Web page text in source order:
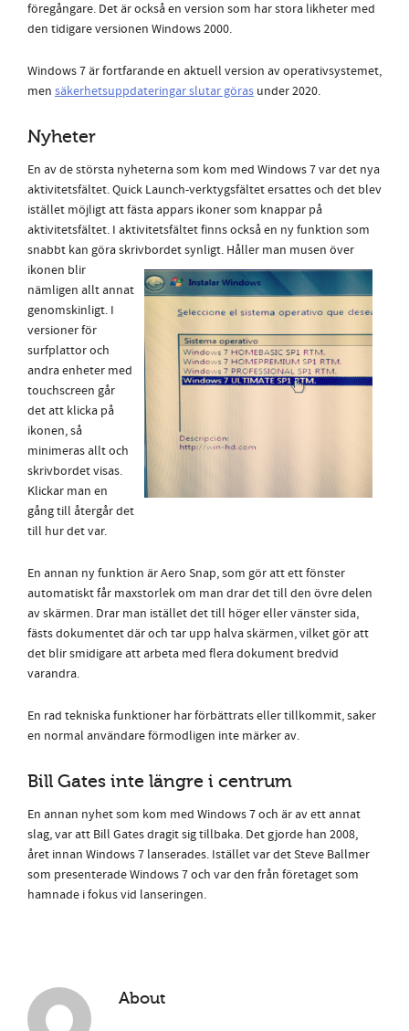
föregångare. Det är också en version som har stora likheter med
den tidigare versionen Windows 2000.
Windows 7 är fortfarande en aktuell version av operativsystemet,
men säkerhetsuppdateringar slutar göras under 2020.
Nyheter
En av de största nyheterna som kom med Windows 7 var det nya
aktivitetsfältet. Quick Launch-verktygsfältet ersattes och det blev
istället möjligt att fästa appars ikoner som knappar på
aktivitetsfältet. I aktivitetsfältet finns också en ny funktion som
snabbt kan göra skrivbordetsynligt. Håller man musen över
ikonen blir
nämligen allt annat
genomskinligt. I
versioner för
surfplattor och
andra enheter med
touchscreen går
det att klicka på
ikonen, så
minimeras allt och
skrivbordet visas.
Klickar man en
gång till återgår det
till hur det var.
En annan ny funktion är Aero Snap, som gör att ett fönster
automatiskt får maxstorlek om man drar det till den övre delen
av skärmen. Drar man istället det till höger eller vänster sida,
fästs dokumentet där och tar upp halva skärmen, vilket gör att
det blir smidigare att arbeta med flera dokument bredvid
varandra.
En rad tekniska funktioner har förbättrats eller tillkommit, saker
en normal användare förmodligen inte märker av.
Bill Gates inte längre i centrum
En annan nyhet som kom med Windows 7 och är av ett annat
slag, var att Bill Gates dragit sig tillbaka. Det gjorde han 2008,
året innan Windows 7 lanserades. Istället var det Steve Ballmer
som presenterade Windows 7 och var den från företaget som
hamnade i fokus vid lanseringen.
About